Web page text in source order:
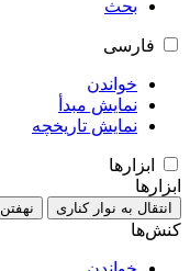
بحث
فارسی
خواندن
نمایش مبدأ
نمایش تاریخچه
ابزارها
ابزارها
انتقال به نوار کناری نهفتن
کنش‌ها